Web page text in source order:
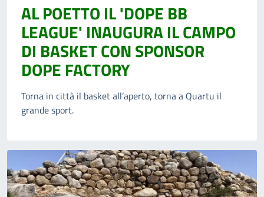
AL POETTO IL 'DOPE BB
LEAGUE' INAUGURA IL CAMPO
DI BASKET CON SPONSOR
DOPE FACTORY
Torna in città il basket all’aperto, torna a Quartu il
grande sport.